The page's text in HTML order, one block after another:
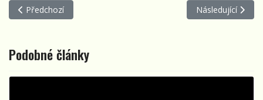
Předchozí článek: Karavana č. 86 / Karel Kahovec
Předchozí Další článek:
Následující
Podobné články